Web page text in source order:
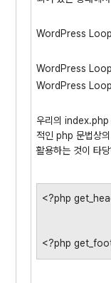
WordPress Loop
WordPress
WordPress Loop
우리의 index.php
적인 php 문법상
활용하는 것이 타
<?php
<?php